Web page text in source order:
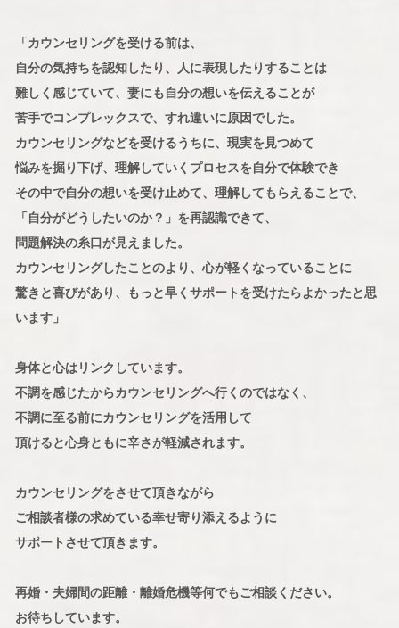
「カウンセリングを受ける前は、
自分の気持ちを認知したり、人に表現したりすることは
難しく感じていて、妻にも自分の想いを伝えることが
苦手でコンプレックスで、すれ違いに原因でした。
カウンセリングなどを受けるうちに、現実を見つめて
悩みを掘り下げ、理解していくプロセスを自分で体験でき
その中で自分の想いを受け止めて、理解してもらえることで、
「自分がどうしたいのか？」を再認識できて、
問題解決の糸口が見えました。
カウンセリングしたことのより、心が軽くなっていることに
驚きと喜びがあり、もっと早くサポートを受けたらよかったと思
います」
身体と心はリンクしています。
不調を感じたからカウンセリングへ行くのではなく、
不調に至る前にカウンセリングを活用して
頂けると心身ともに辛さが軽減されます。
カウンセリングをさせて頂きながら
ご相談者様の求めている幸せ寄り添えるように
サポートさせて頂きます。
再婚・夫婦間の距離・離婚危機等何でもご相談ください。
お待ちしています。